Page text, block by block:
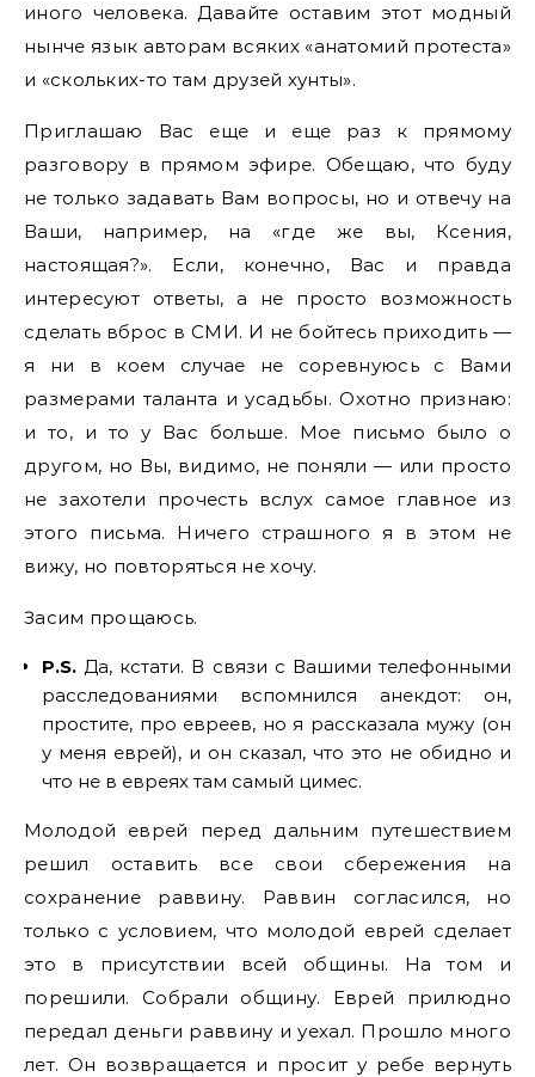
иного человека. Давайте оставим этот модный
нынче язык авторам всяких «анатомий протеста»
и «скольких-то там друзей хунты».
Приглашаю Вас еще и еще раз к прямому
разговору в прямом эфире. Обещаю, что буду
не только задавать Вам вопросы, но и отвечу на
Ваши, например, на «где же вы, Ксения,
настоящая?». Если, конечно, Вас и правда
интересуют ответы, а не просто возможность
сделать вброс в СМИ. И не бойтесь приходить —
я ни в коем случае не соревнуюсь с Вами
размерами таланта и усадьбы. Охотно признаю:
и то, и то у Вас больше. Мое письмо было о
другом, но Вы, видимо, не поняли — или просто
не захотели прочесть вслух самое главное из
этого письма. Ничего страшного я в этом не
вижу, но повторяться не хочу.
Засим прощаюсь.
P.S. Да, кстати. В связи с Вашими телефонными
расследованиями вспомнился анекдот: он,
простите, про евреев, но я рассказала мужу (он
у меня еврей), и он сказал, что это не обидно и
что не в евреях там самый цимес.
Молодой еврей перед дальним путешествием
решил оставить все свои сбережения на
сохранение раввину. Раввин согласился, но
только с условием, что молодой еврей сделает
это в присутствии всей общины. На том и
порешили. Собрали общину. Еврей прилюдно
передал деньги раввину и уехал. Прошло много
лет. Он возвращается и просит у ребе вернуть